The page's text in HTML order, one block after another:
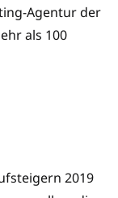
Agentur der
als 100
2019